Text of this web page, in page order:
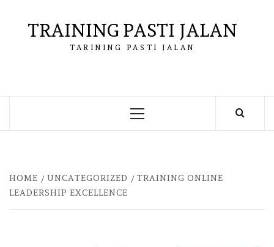
contentTRAINING PASTI JALAN
TARINING PASTI JALAN
Primary
HOME UNCATEGORIZED
TRAINING ONLINE
LEADERSHIP EXCELLENCE